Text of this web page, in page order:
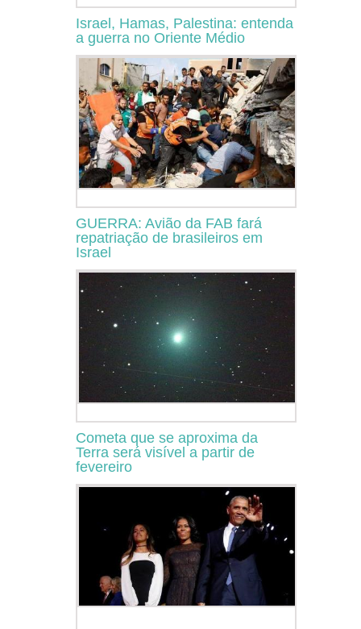
Israel, Hamas, Palestina: entenda
a guerra no Oriente Médio
GUERRA: Avião da FAB fará
repatriação de brasileiros em
Israel
Cometa que se aproxima da
Terra será visível a partir de
fevereiro